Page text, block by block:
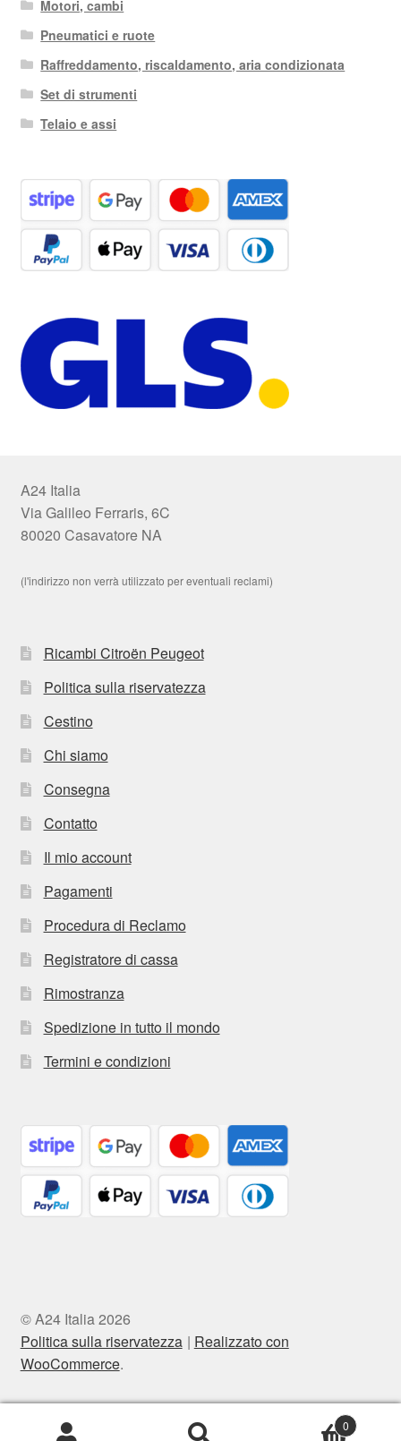
Motori, cambi
Pneumatici e ruote
Raffreddamento, riscaldamento, aria condizionata
Set di strumenti
Telaio e assi
A24 Italia
Via Galileo Ferraris, 6C
80020 Casavatore NA
(l'indirizzo non verrà utilizzato per eventuali reclami)
Ricambi Citroën Peugeot
Politica sulla riservatezza
Cestino
Chi siamo
Consegna
Contatto
Il mio account
Pagamenti
Procedura di Reclamo
Registratore di cassa
Rimostranza
Spedizione in tutto il mondo
Termini e condizioni
© A24 Italia 2026
Politica sulla riservatezza
Realizzato con
WooCommerce.
0